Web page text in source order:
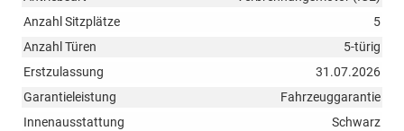
Anzahl Sitzplätze
5
Anzahl Türen
5-türig
Erstzulassung
31.07.2026
Garantieleistung
Fahrzeuggarantie
Innenausstattung
Schwarz